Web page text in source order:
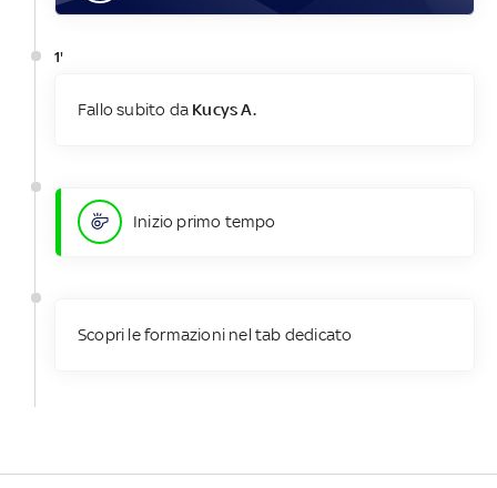
1'
Fallo subito da Kucys A.
Inizio primo tempo
Scopri le formazioni nel tab dedicato